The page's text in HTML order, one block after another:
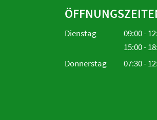
Dienstag 09:00-
Von
15:00-
Von
Donnerstag 07:30-